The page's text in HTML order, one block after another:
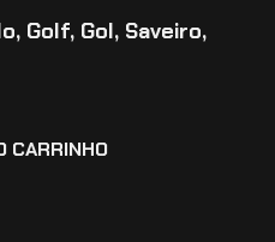
Golf, Gol, Saveiro,
CARRINHO